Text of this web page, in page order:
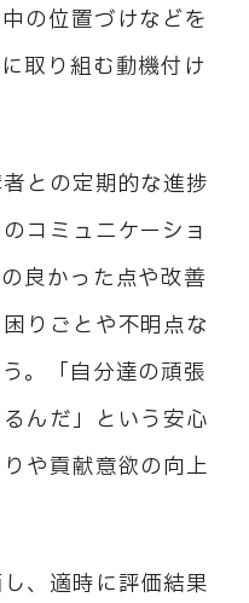
の位置づけなどを
取り組む動機付け
との定期的な進捗
コミュニケーショ
良かった点や改善
りごとや不明点な
。「自分達の頑張
んだ」という安心
や貢献意欲の向上
、適時に評価結果